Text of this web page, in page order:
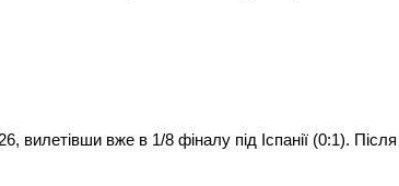
вилетівши вже в 1/8 фіналу під Іспанії (0:1).